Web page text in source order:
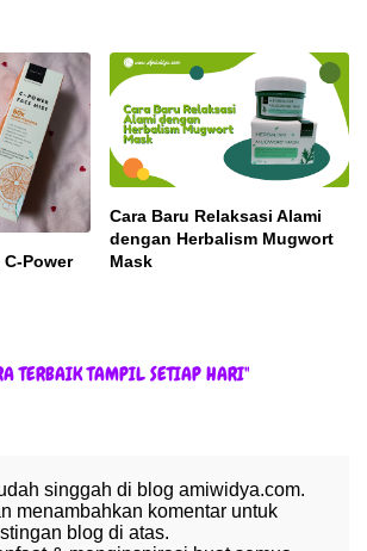
C-Power
Cara Baru Relaksasi Alami
dengan Herbalism Mugwort
Mask
TERBAIK TAMPIL SETIAP HARI"
singgah di blog amiwidya.com.
menambahkan komentar untuk
blog di atas.